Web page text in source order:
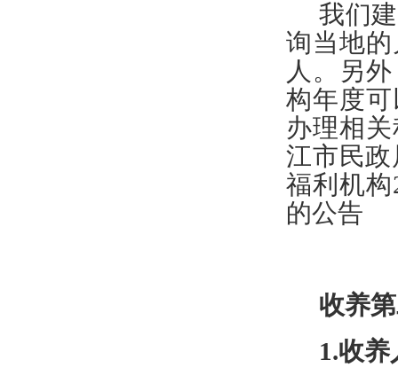
我们
询当地
人。另
构年度
办理相
江市民
福利机
的公告
收养
1.收